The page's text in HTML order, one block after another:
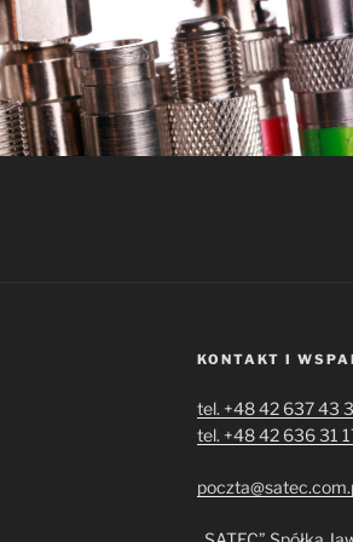
KONTAKT I
tel. +48 42 637 43
tel. +48 42 636 31